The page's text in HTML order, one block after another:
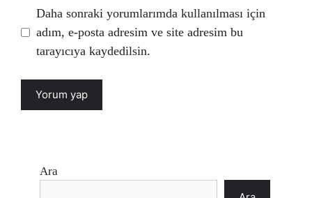
Daha sonraki yorumlarımda kullanılması için
adım, e-posta adresim ve site adresim bu
tarayıcıya kaydedilsin.
Ara